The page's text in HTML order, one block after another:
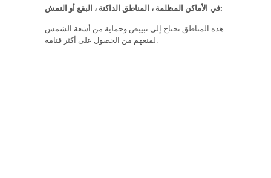
في الأماكن المظلمة ، المناطق الداكنة ، البقع أو النمش:
هذه المناطق تحتاج إلى تبييض وحماية من أشعة الشمس
لمنعهم من الحصول على أكثر قتامة.